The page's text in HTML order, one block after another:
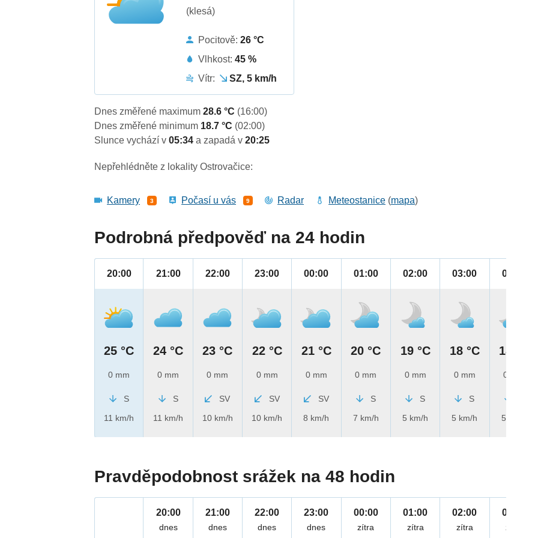
(klesá)
Pocitově:26 °C
Vlhkost:45 %
Vítr:
SZ, 5 km/h
Dnes změřené maximum28.6 °C (16:00)
Dnes změřené minimum 18.7 °C (02:00)
Slunce vychází v05:34a zapadá v20:25
Nepřehlédněte z lokality Ostrovačice:
Kamery 3 Počasí u vás 9 Radar Meteostanice (mapa)
Podrobná předpověď na 24 hodin
20:00
25 °C
0 mm
S
11 km/h
21:00
24 °C
0 mm
S
11 km/h
22:00
23 °C
0 mm
SV
10 km/h
23:00
22 °C
0 mm
SV
10 km/h
00:00
21 °C
0 mm
SV
8 km/h
01:00
20 °C
0 mm
S
7 km/h
02:00
19 °C
0 mm
S
5 km/h
03:00
18 °C
0 mm
S
5 km/h
04:00
18 °C
0 mm
5 km/h
Pravděpodobnost srážek na 48 hodin
20:00
dnes
21:00
dnes
22:00
dnes
23:00
dnes
00:00
zítra
01:00
zítra
02:00
zítra
03:00
zítra